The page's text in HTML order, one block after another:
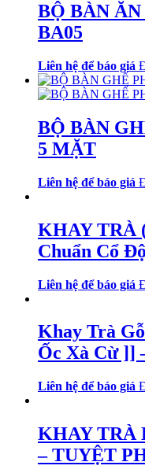
BỘ BÀN
BA05
Liên hệ để báo giá
BỘ BÀN
5 MẶT
Liên hệ để báo giá
KHAY TRÀ
Chuẩn Cổ
Liên hệ để báo giá
Khay Trà
Ốc Xà Cừ ]]
Liên hệ để báo giá
KHAY TRÀ
– TUYỆT